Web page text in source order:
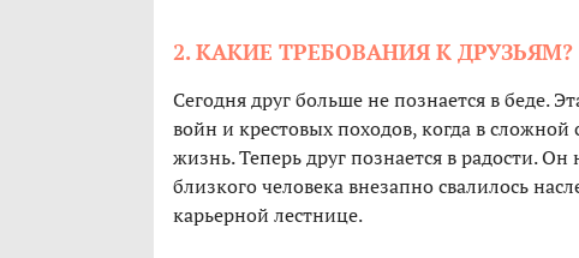
2. КАКИЕ ТРЕБОВАНИЯ К ДРУЗЬЯМ?
Сегодня друг больше не познается в беде.
войн и крестовых походов, когда в
жизнь. Теперь друг познается в радости. Он
близкого человека внезапно свалилось
карьерной лестнице.